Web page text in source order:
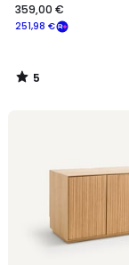
251,98 €
359,00 €
5
/